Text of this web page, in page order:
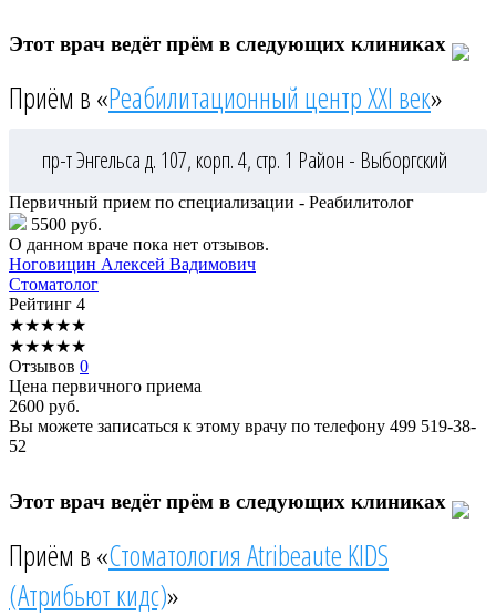
Этот врач ведёт прём в следующих клиниках
Приём в «Реабилитационный центр XXI век»
пр-т Энгельса д. 107, корп. 4, стр. 1 Район - Выборгский
Первичный прием по специализации - Реабилитолог
5500 руб.
О данном враче пока нет отзывов.
Ноговицин Алексей Вадимович
Стоматолог
Рейтинг 4
★★★★★
★★★★★
Отзывов 0
Цена первичного приема
2600 руб.
Вы можете записаться к этому врачу по телефону 499 519-38-
52
Этот врач ведёт прём в следующих клиниках
Приём в «Стоматология Atribeaute KIDS
(Атрибьют кидс)»